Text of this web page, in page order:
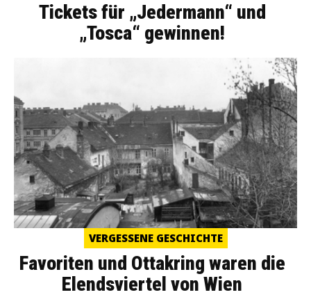
Tickets für „Jedermann“ und
„Tosca“ gewinnen!
VERGESSENE GESCHICHTE
Favoriten und Ottakring waren die
Elendsviertel von Wien